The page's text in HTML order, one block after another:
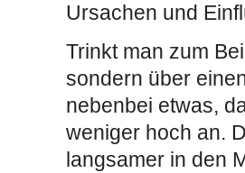
Ursachen und
Trinkt man zum
sondern über
nebenbei etwas,
weniger hoch an.
langsamer in den